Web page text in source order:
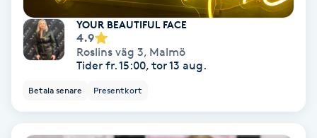
Friskvårdsmassage
YOUR BEAUTIFUL FACE
4.9
Roslins väg 3, Malmö
Tider fr. 15:00, tor 13 aug.
Betala senare Presentkort